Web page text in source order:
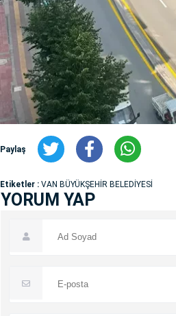
Paylaş
Etiketler : VAN BÜYÜKŞEHİR BELEDİYESİ
YORUM YAP